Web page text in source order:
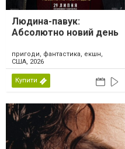
Людина-павук:
Абсолютно новий день
пригоди, фантастика, екшн,
США, 2026
Купити